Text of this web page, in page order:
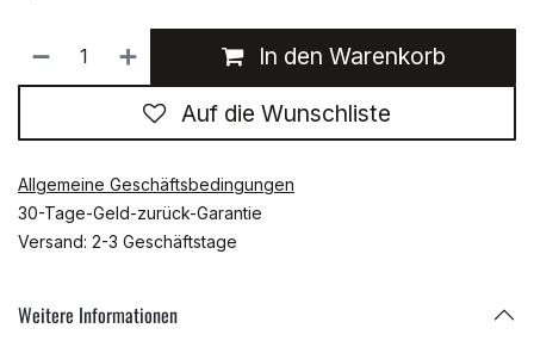
In den Warenkorb
Auf die Wunschliste
Allgemeine Geschäftsbedingungen
30-Tage-Geld-zurück-Garantie
Versand: 2-3 Geschäftstage
Weitere Informationen